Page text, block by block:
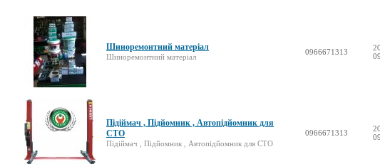
Шиноремонтний матеріал
Шиноремонтний матеріал
0966671313
Підіймач , Підйомник , Автопідйомник для
СТО
Підіймач , Підйомник , Автопідйомник для СТО
0966671313